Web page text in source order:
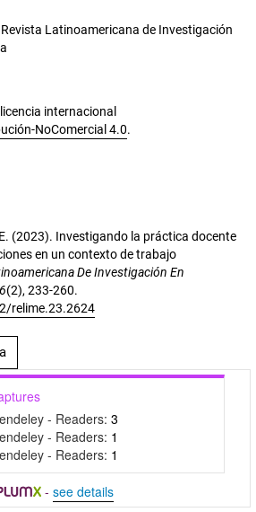
Latinoamericana de Investigación
internacional
NoComercial 4.0.
(2023). Investigando la práctica docente
en un contexto de trabajo
De Investigación En
(2), 233-260.
relime.23.2624
- Readers: 3
- Readers: 1
- Readers: 1
- see details